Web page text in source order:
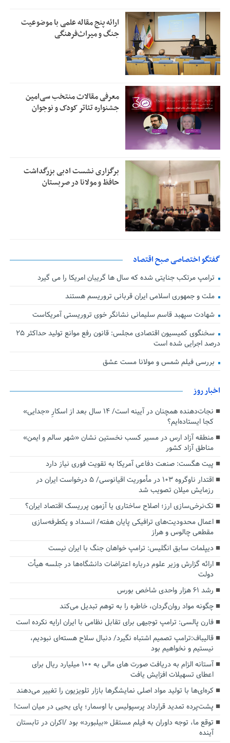
ارائه پنج مقاله علمی با موضوعیت
جنگ و میراث‌فرهنگی
معرفی مقالات منتخب سی‌امین
جشنواره تئاتر کودک و نوجوان
برگزاری نشست ادبی بزرگداشت
حافظ و مولانا در صربستان
گفتگو اختصاصی صبح اقتصاد
ترامپ مرتکب جنایتی شده که سال ها گریبان امریکا را می گیرد
ملت و جمهوری اسلامی ایران قربانی تروریسم هستند
شهادت سپهبد قاسم سلیمانی نشانگر خوی تروریستی آمریکاست
سخنگوی کمیسیون اقتصادی مجلس: قانون رفع موانع تولید حداکثر ۲۵
درصد اجرایی شده است
بررسی فیلم شمس و مولانا مست عشق
اخبار روز
نجات‌دهنده‌ همچنان در آیینه است/ ۱۴ سال بعد از اسکارِ «جدایی»
کجا ایستاده‌ایم؟
منطقه آزاد ارس در مسیر کسب نخستین نشان «شهر سالم و ایمن»
مناطق آزاد کشور
پیت هگست: صنعت دفاعی آمریکا به تقویت فوری نیاز دارد
اقتدار ناوگروه ۱۰۳ در مأموریت‌ اقیانوسی/ ۵ درخواست ایران در
رزمایش میلان تصویب شد
تک‌نرخی‌سازی ارز؛ اصلاح ساختاری یا آزمون پرریسک اقتصاد ایران؟
اعمال محدودیت‌های ترافیکی پایان هفته/ انسداد و یکطرفه‌سازی
مقطعی چالوس و هراز
دیپلمات سابق انگلیس:‌ ترامپ خواهان جنگ با ایران نیست
ارائه گزارش وزیر علوم درباره اعتراضات دانشگاه‌ها در جلسه هیأت
دولت
رشد ۶۱ هزار واحدی شاخص بورس
چگونه مواد روان‌گردان، خاطره را به توهم تبدیل می‌کند
فارن پالسی: ترامپ توجیهی برای تقابل نظامی با ایران ارایه نکرده است
قالیباف:ترامپ تصمیم اشتباه نگیرد/ دنبال سلاح هسته‌ای نبودیم،
نیستیم و نخواهیم بود
آستانه الزام به دریافت صورت های مالی به ۱۰۰ میلیارد ریال برای
اعطای تسهیلات افزایش یافت
کره‌ای‌ها با تولید مواد اصلی نمایشگرها بازار تلویزیون را تغییر می‌دهند
پشت‌پرده تمدید قرارداد پرسپولیس با اوسمار؛ پای یحیی در میان است!
توقع ما، توجه داوران به فیلم مستقل «بیلبورد» بود /اکران در تابستان
آینده